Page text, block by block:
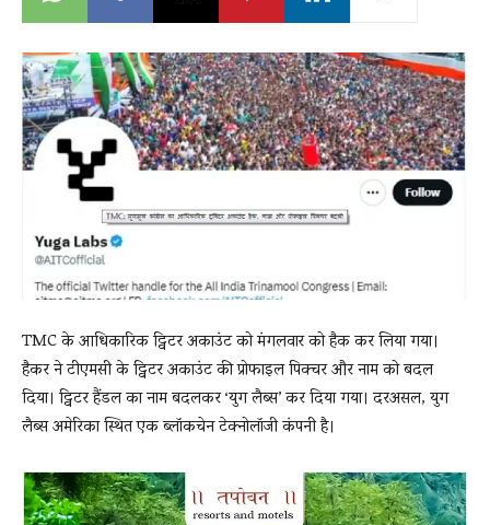
Breaking
TMC के आधिकारिक ट्विटर अकाउंट को मंगलवार को हैक कर लिया गया।
हैकर ने टीएमसी के ट्विटर अकाउंट की प्रोफाइल पिक्चर और नाम को बदल
दिया। ट्विटर हैंडल का नाम बदलकर ‘युग लैब्स’ कर दिया गया। दरअसल, युग
लैब्स अमेरिका स्थित एक ब्लॉकचेन टेक्नोलॉजी कंपनी है।